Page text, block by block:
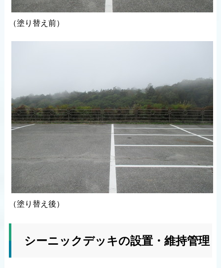
（塗り替え前）
（塗り替え後）
シーニックデッキの設置・維持管理